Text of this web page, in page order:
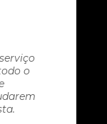
o